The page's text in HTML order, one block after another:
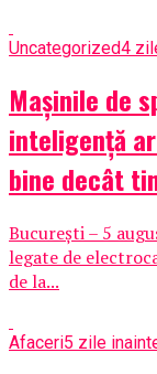
Uncategorized4
Mașinile de
inteligență
bine decât
București – 5
legate de
de la...
Afaceri5 zile